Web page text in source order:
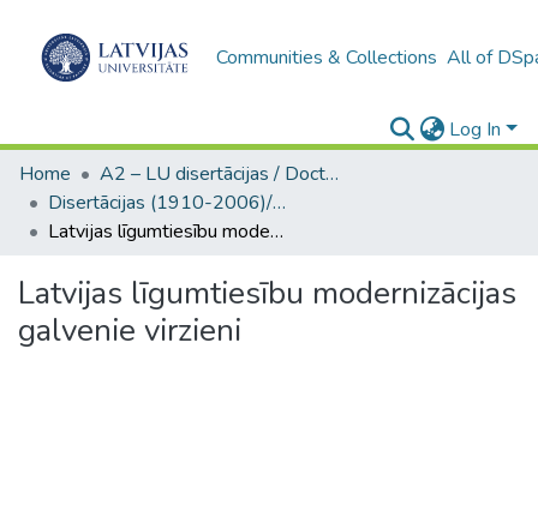
Communities & Collections All of
Log In
Home
A2 – LU disertācijas / Doctoral theses UL
Disertācijas (1910-2006)/ Doctoral Theses
Latvijas līgumtiesību modernizācijas galvenie virzieni
Latvijas līgumtiesību modernizācijas
galvenie virzieni